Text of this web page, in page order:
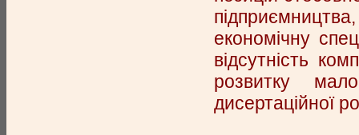
економічну
відсутність
розвитку
дисертаційної